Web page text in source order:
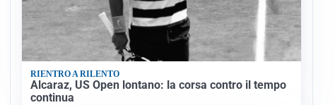
RIENTRO A RILENTO
Alcaraz, US Open lontano: la corsa contro il tempo
continua